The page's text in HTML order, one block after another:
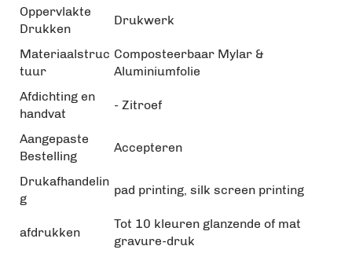
Oppervlakte
Drukken
Drukwerk
Materiaalstruc
tuur
Composteerbaar Mylar &
Aluminiumfolie
Afdichting en
handvat
- Zitroef
Aangepaste
Bestelling
Accepteren
Drukafhandelin
g
pad printing, silk screen printing
afdrukken
Tot 10 kleuren glanzende of mat
gravure-druk